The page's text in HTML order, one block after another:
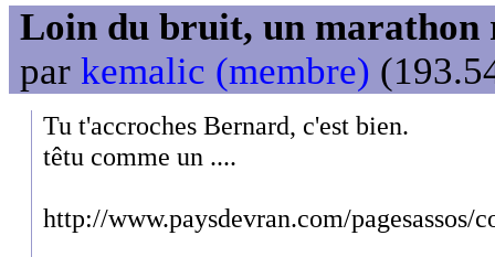
Loin du bruit, un marathon
par kemalic (membre)
Tu t'accroches Bernard, c'est bien.
têtu comme un ....
http://www.paysdevran.com/pagesassos/